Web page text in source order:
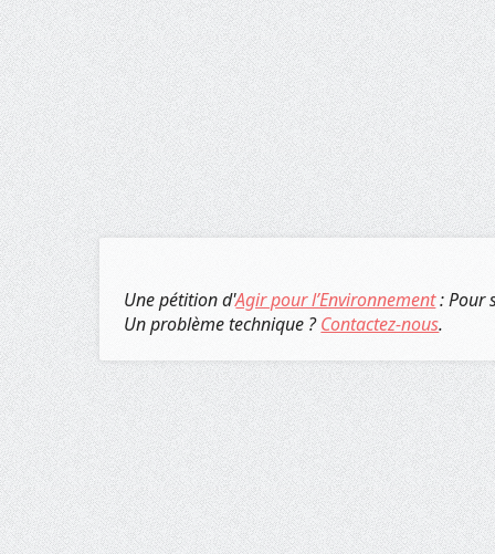
Une pétition d'Agir pour l’Environnement: Pour
Un problème technique ?Contactez-nous.